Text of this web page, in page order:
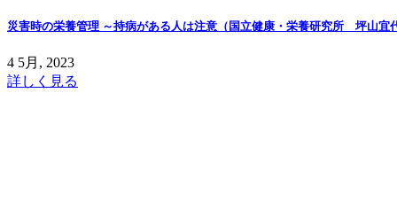
災害時の栄養管理 ～持病がある人は注意（国立健康・栄養研究所 坪山宜
4 5月, 2023
詳しく見る